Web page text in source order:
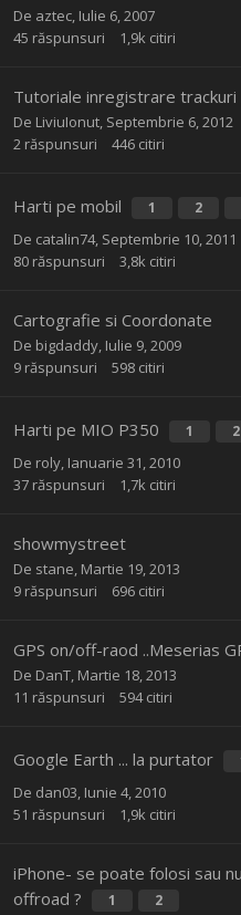
De aztec, Iulie 6, 2007
45 răspunsuri 1,9k citiri
Tutoriale inregistrare trackuri
De LiviuIonut, Septembrie 6, 2012
2 răspunsuri 446 citiri
Harti pe mobil 1 2
De catalin74, Septembrie 10, 2011
80 răspunsuri 3,8k citiri
Cartografie si Coordonate
De bigdaddy, Iulie 9, 2009
9 răspunsuri 598 citiri
Harti pe MIO P350 1 2
De roly, Ianuarie 31, 2010
37 răspunsuri 1,7k citiri
showmystreet
De stane, Martie 19, 2013
9 răspunsuri 696 citiri
GPS on/off-raod ..Meserias
De DanT, Martie 18, 2013
11 răspunsuri 594 citiri
Google Earth ... la purtator
De dan03, Iunie 4, 2010
51 răspunsuri 1,9k citiri
iPhone- se poate folosi sau
offroad ?
1 2